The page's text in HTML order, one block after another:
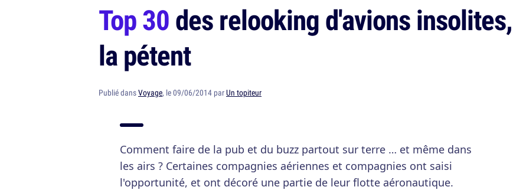
Top 30des relooking d'avions
la pétent
Publié dansVoyage, le 09/06/2014 parUn topiteur
Comment faire de la pub et du buzz partout sur terre … et même dans
les airs ? Certaines compagnies aériennes et compagnies ont saisi
l'opportunité, et ont décoré une partie de leur flotte aéronautique.